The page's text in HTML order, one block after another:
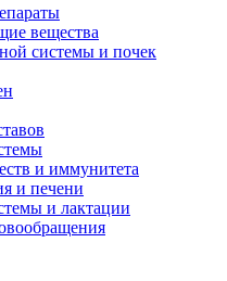
вещества
системы и почек
и иммунитета
и печени
и лактации